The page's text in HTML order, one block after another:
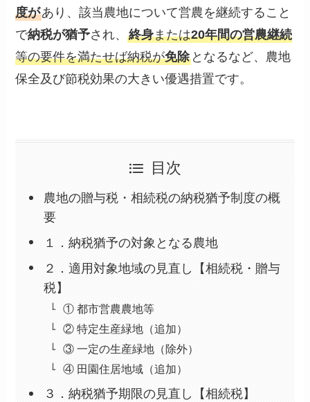
度があり、該当農地について営農を継続すること
で納税が猶予され、終身または20年間の営農継続
等の要件を満たせば納税が免除 となるなど、農地
保全及び節税効果の大きい優遇措置です。
目次
農地の贈与税・相続税の納税猶予制度の概
要
１．納税猶予の対象となる農地
２．適用対象地域の見直し【相続税・贈与
税】
① 都市営農農地等
② 特定生産緑地（追加）
③ 一定の生産緑地（除外）
④ 田園住居地域（追加）
３．納税猶予期限の見直し【相続税】